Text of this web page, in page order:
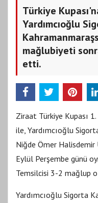
Türkiye
Yardımcıoğlu
mağlubiyeti
etti.
Ziraat Türkiye Kupası
ile, Yardımcıoğlu
Niğde Ömer Halisdemir
Eylül Perşembe günü
Temsilcisi 3-2 mağlup
Yardımcıoğlu Sigorta